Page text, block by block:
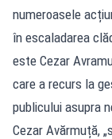
numeroasele
în escaladarea
este Cezar
care a recurs la
publicului asupra
Cezar Avărmuță,